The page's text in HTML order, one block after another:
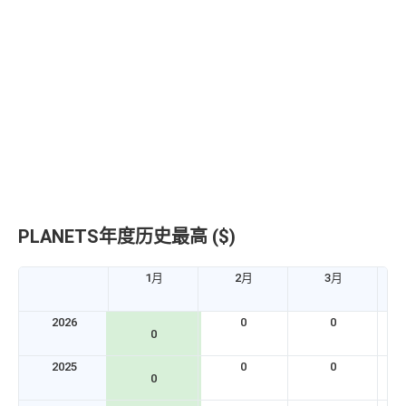
PLANETS年度历史最高 ($)
1月 2月 3月
2026
0
0 0
2025
0
0 0